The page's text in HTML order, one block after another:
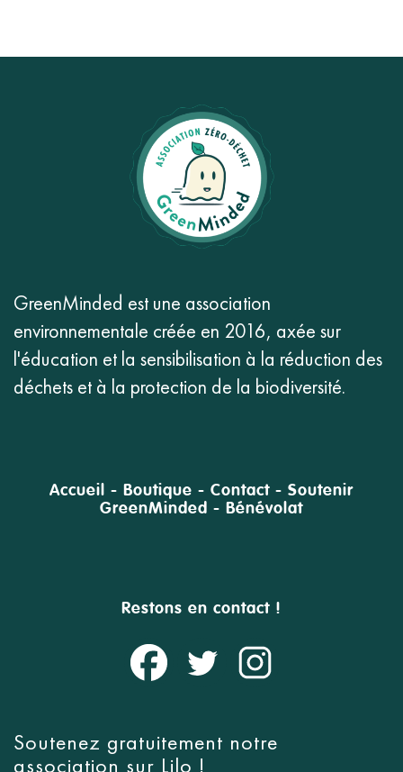
GreenMinded est une association
environnementale créée en 2016, axée sur
l'éducation et la sensibilisation à la réduction des
déchets et à la protection de la biodiversité.
Accueil - Boutique - Contact - Soutenir
GreenMinded - Bénévolat
Restons en contact !
Soutenez gratuitement notre
association sur Lilo !